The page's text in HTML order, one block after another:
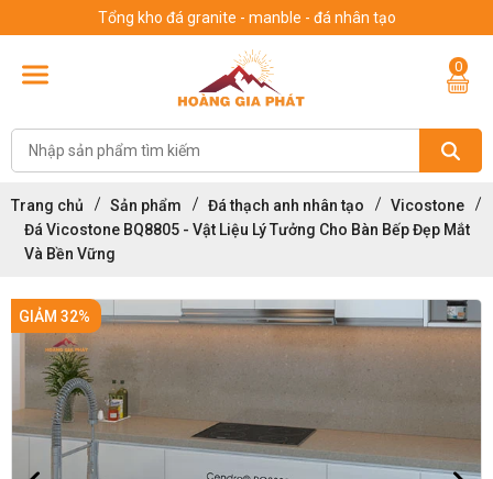
Tổng kho đá granite - manble - đá nhân tạo
0
Trang chủ Sản phẩm Đá thạch anh nhân tạo
Vicostone
Đá Vicostone BQ8805 - Vật Liệu Lý Tưởng Cho Bàn Bếp Đẹp Mắt
Và Bền Vững
GIẢM 32%